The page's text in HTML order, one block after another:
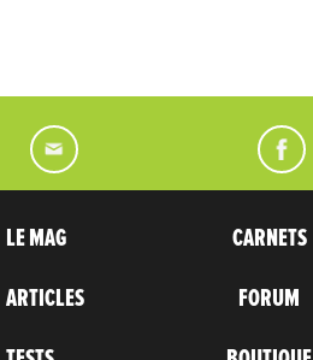
LE MAG
ARTICLES
CARNETS
FORUM